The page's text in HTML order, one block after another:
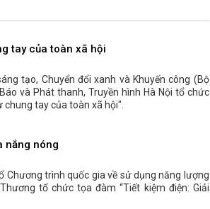
tay của toàn xã hội
tạo, Chuyển đổi xanh và Khuyến công (Bộ
và Phát thanh, Truyền hình Hà Nội tổ chức
chung tay của toàn xã hội".
nắng nóng
Chương trình quốc gia về sử dụng năng lượng
tổ chức tọa đàm “Tiết kiệm điện: Giải